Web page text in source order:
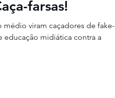
farsas!
médio viram caçadores de fake-
educação midiática contra a